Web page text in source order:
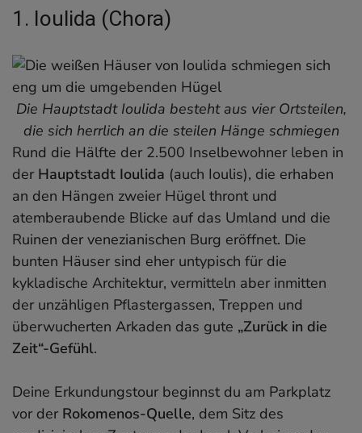
1. Ioulida (Chora)
Die Hauptstadt Ioulida besteht aus vier Ortsteilen,
die sich herrlich an die steilen Hänge schmiegen
Rund die Hälfte der 2.500 Inselbewohner leben in
der Hauptstadt Ioulida (auch Ioulis), die erhaben
an den Hängen zweier Hügel thront und
atemberaubende Blicke auf das Umland und die
Ruinen der venezianischen Burg eröffnet. Die
bunten Häuser sind eher untypisch für die
kykladische Architektur, vermitteln aber inmitten
der unzähligen Pflastergassen, Treppen und
überwucherten Arkaden das gute „Zurück in die
Zeit“-Gefühl.
Deine Erkundungstour beginnst du am Parkplatz
vor der Rokomenos-Quelle, dem Sitz des